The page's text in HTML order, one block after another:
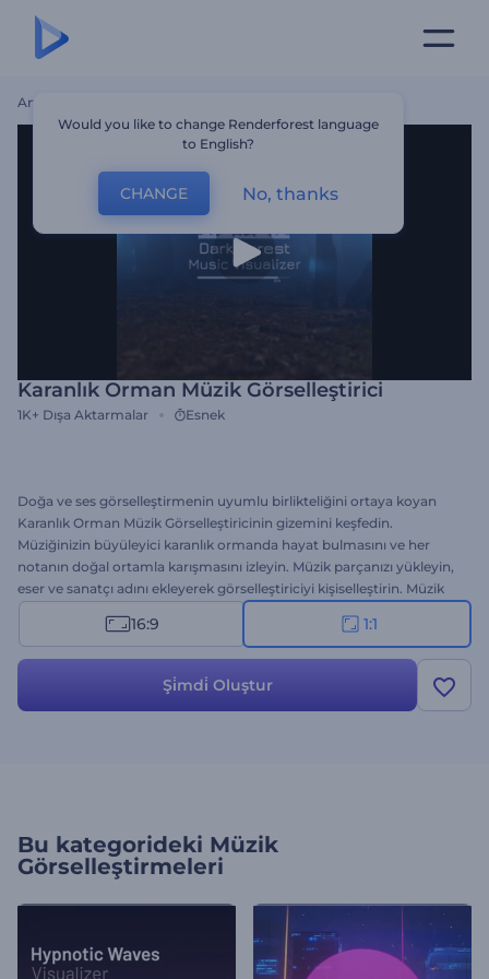
Ana Sayfa
Karanlık Orman Müzik Görselleştirici
1K+ Dışa Aktarmalar Esnek
Doğa ve ses görselleştirmenin uyumlu birlikteliğini ortaya koyan
Karanlık Orman Müzik Görselleştiricinin gizemini keşfedin.
Müziğinizin büyüleyici karanlık ormanda hayat bulmasını ve her
notanın doğal ortamla karışmasını izleyin. Müzik parçanızı yükleyin,
eser ve sanatçı adını ekleyerek görselleştiriciyi kişiselleştirin. Müzik
prodüktörleri, DJ'ler ve müzik alemindeki yerini sağlamlaştırmak
isteyen müzisyenler için ideal olan bu görselleştirici unutulmaz
16:9 1:1
Şi̇mdi̇ Oluştur
Bu kategorideki Müzik
Görselleştirmeleri
Would you like to change Renderforest language
to English?
CHANGE No, thanks